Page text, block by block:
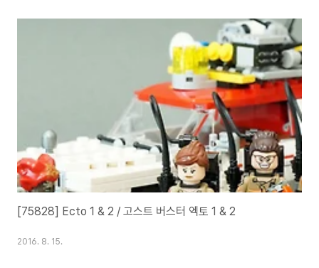
구성하게 되었습니다. 디스로 의욕을 일으켜준 햄양과.. 브릭 수급에 맘고생 많
았을 아저씨에게 감사를. 꾸벅. 원래는 건물만 세채였으나.. 그냥 간격을 좀 두
고 싶었고.. 그러다보니 앞에 길도 놓고.. 이왕이면.. 이왕이면... 해서 전체적으
로 일이 조금 커졌네요. 그냥 카페거리 같은? 느낌을 조금 주고 싶..
[75828] Ecto 1 & 2 / 고스트 버스터 엑토 1 & 2
2016. 8. 15.